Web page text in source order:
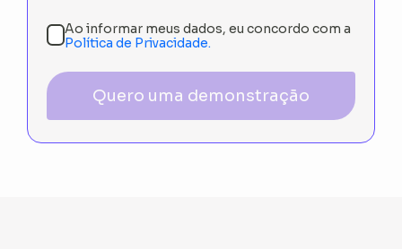
Ao informar meus dados, eu concordo com a
Política de Privacidade.
Quero uma demonstração